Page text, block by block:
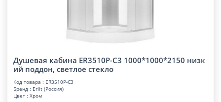
Душевая кабина ER3510P-C3 1000*1000*2150 низк
ий поддон, светлое стекло
Код товара : ER3510P-C3
Бренд : Erlit (Россия)
Цвет : Хром